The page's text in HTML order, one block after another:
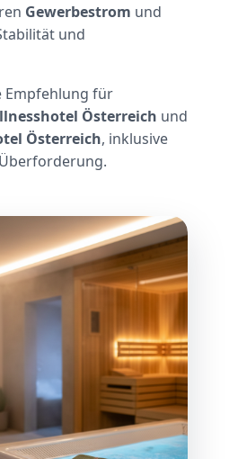
Gewerbestrom und
und
Empfehlung für
Österreich und
Österreich, inklusive